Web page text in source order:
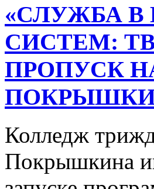
«СЛУЖБА
СИСТЕМ:
ПРОПУСК
Колледж
Покрышкина